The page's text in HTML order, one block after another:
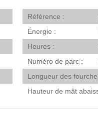
Référence
Énergie
Heures
Numéro de parc
Longueur des
Hauteur de mât